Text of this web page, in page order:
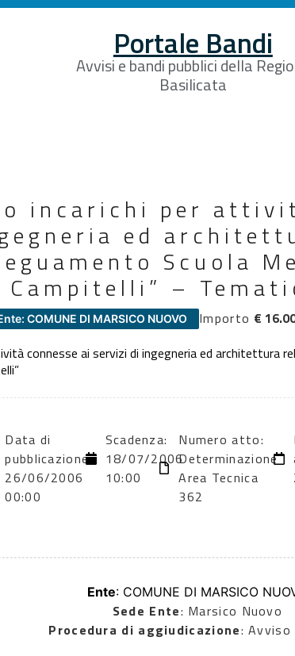
Portale Bandi
Avvisi e bandi pubblici della
Basilicata
incarichi per
ed
Scuola
–
COMUNE DI MARSICO NUOVO Importo €
connesse ai servizi di ingegneria ed architettura
Data di
pubblicazione:
26/06/2006
00:00
Scadenza:
18/07/2006
10:00
Numero atto:
Determinazione
Area Tecnica
362
Ente: COMUNE DI MARSICO
Sede Ente: Marsico Nuovo
Procedura di aggiudicazione: Avviso